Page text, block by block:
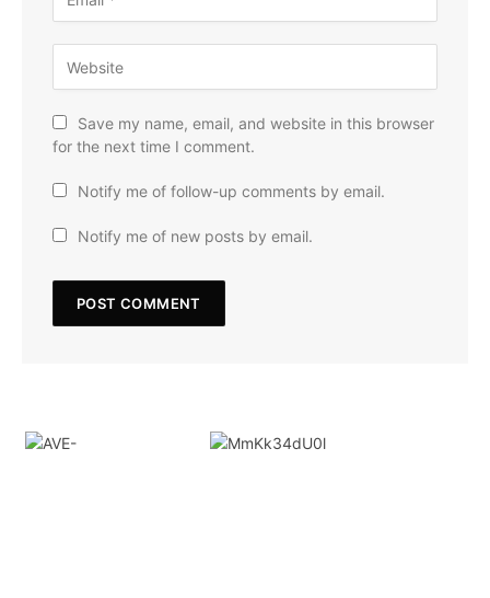
Save my name, email, and website in this browser
for the next time I comment.
Notify me of follow-up comments by email.
Notify me of new posts by email.